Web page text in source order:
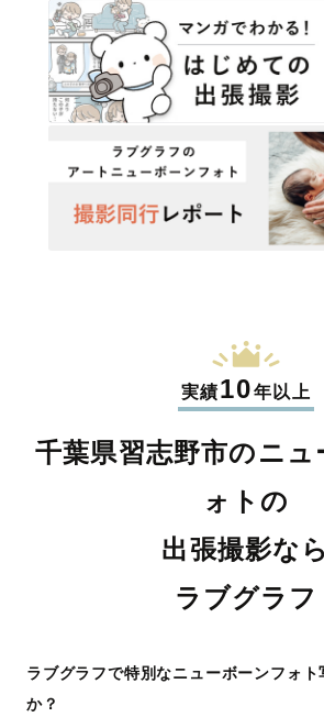
実績10年以上
千葉県習志野市のニュ
ォトの
出張撮影なら
ラブグラフ
ラブグラフで特別なニューボーンフォ
か？